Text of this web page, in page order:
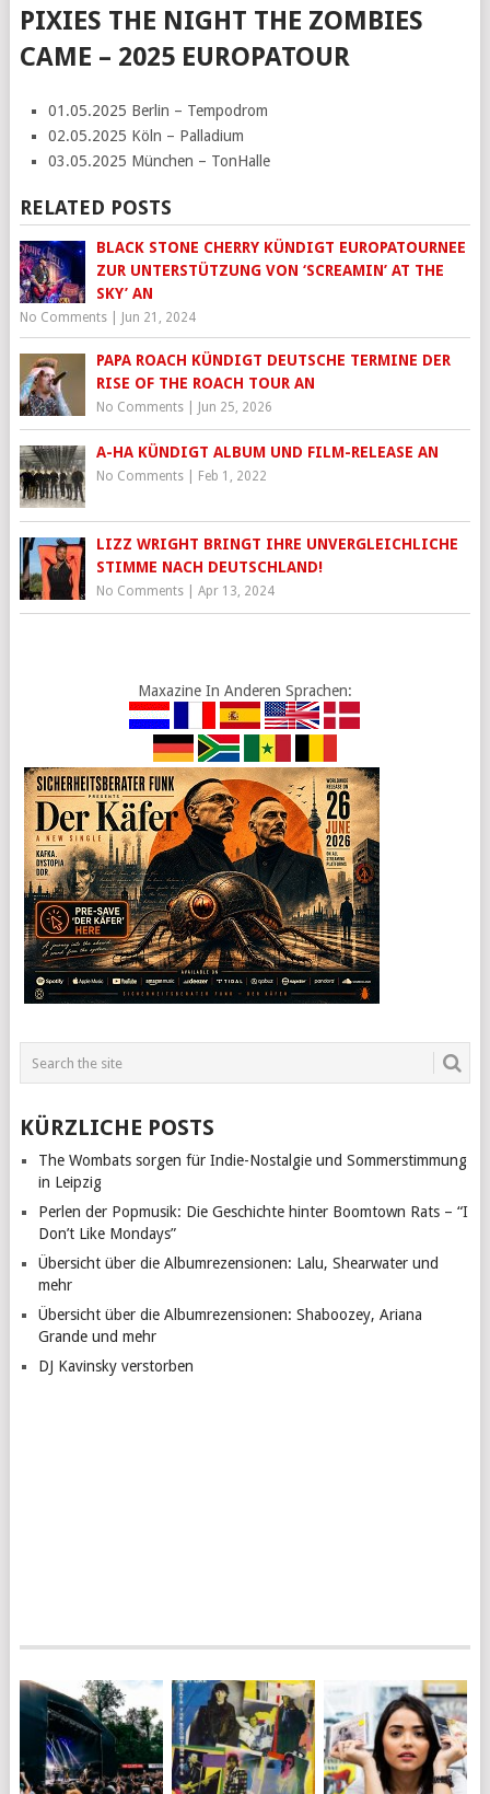
PIXIES THE NIGHT THE ZOMBIES
CAME – 2025 EUROPATOUR
01.05.2025 Berlin – Tempodrom
02.05.2025 Köln – Palladium
03.05.2025 München – TonHalle
RELATED POSTS
BLACK STONE CHERRY KÜNDIGT EUROPATOURNEE
ZUR UNTERSTÜTZUNG VON ‘SCREAMIN’ AT THE
SKY’ AN
No Comments| Jun 21, 2024
PAPA ROACH KÜNDIGT DEUTSCHE TERMINE DER
RISE OF THE ROACH TOUR AN
No Comments| Jun 25, 2026
A-HA KÜNDIGT ALBUM UND FILM-RELEASE AN
No Comments| Feb 1, 2022
LIZZ WRIGHT BRINGT IHRE UNVERGLEICHLICHE
STIMME NACH DEUTSCHLAND!
No Comments| Apr 13, 2024
Maxazine In Anderen Sprachen:
KÜRZLICHE POSTS
The Wombats sorgen für Indie-Nostalgie und Sommerstimmung
in Leipzig
Perlen der Popmusik: Die Geschichte hinter Boomtown Rats – “I
Don’t Like Mondays”
Übersicht über die Albumrezensionen: Lalu, Shearwater und
mehr
Übersicht über die Albumrezensionen: Shaboozey, Ariana
Grande und mehr
DJ Kavinsky verstorben